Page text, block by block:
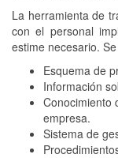
La herramienta de
con el personal
estime necesario.
Esquema de
Información
Conocimiento
empresa.
Sistema de